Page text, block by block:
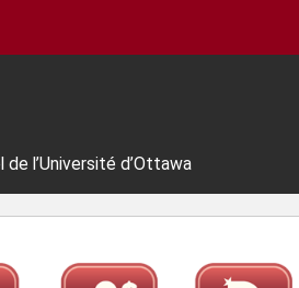
l’Université d’Ottawa